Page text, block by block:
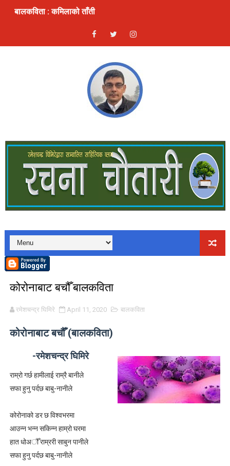
बालकविता : कमिलाको ताँती
लघुकथाः कुकुरदेखि सावधान
देखावटी माया : लघुकथा
लघुकथाः चैनको जिन्दगी
लघुकथाः पैसामोह
लघुकथाः राधा पियारी
लघुकथाः सम्बन्ध
कुटाइ काण्डः लघुकथा
पालोः लघुकथा
बाल लघुकथाः निर्देशन
लघुकथाः स्वार्थी सम्झौता
लघुकथाः अरेली काँडैले
बालकविताः बाल अधिकार
कोरोनाबाट बचौँ बालकविता
रमेशचन्द्र घिमिरे April 11, 2020 बालकविता
कोरोनाबाट बचौँ (बालकविता)
-रमेशचन्द्र घिमिरे
राम्रो गर्छ हामीलाई राम्रै बानीले
सफा हुनु पर्दछ बाबु-नानीले
कोरोनाको डर छ विश्वभरमा
आउन्न भन्न सकिन्न हाम्रो घरमा
हात धोअौँ राम्ररी साबुन पानीले
सफा हुनु पर्दछ बाबु-नानीले